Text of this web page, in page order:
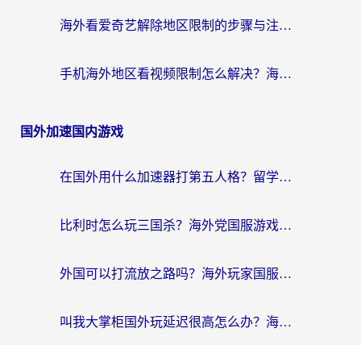
海外看爱奇艺解除地区限制的步骤与注意事项详解：留学生必看的无卡顿追剧指南
手机海外地区看视频限制怎么解决？海外党追剧看片的实用指南
国外加速国内游戏
在国外用什么加速器打第五人格？留学生亲测：这6个功能才是关键！
比利时怎么玩三国杀？海外党国服游戏加速器终极指南（附问道CODOL优化方案）
外国可以打流放之路吗？海外玩家国服游戏畅玩终极指南（附实测推荐）
叫我大掌柜国外玩延迟很高怎么办？海外党亲测的国服游戏加速全攻略